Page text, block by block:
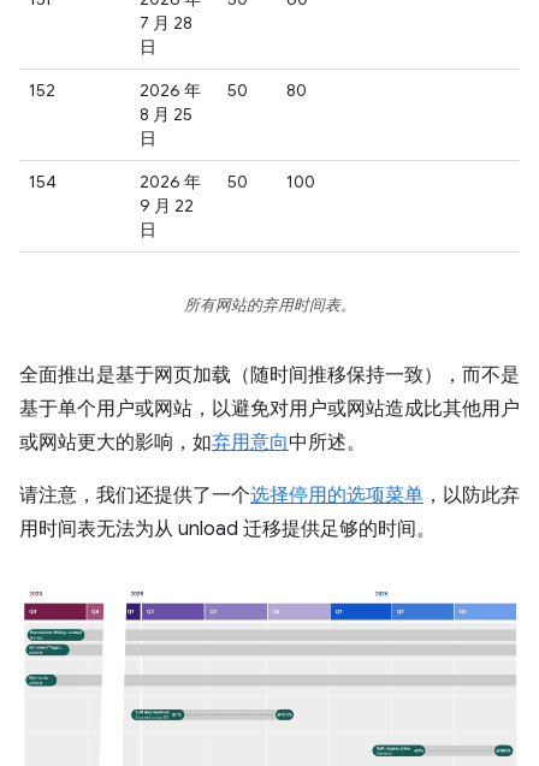
7 月 28
日
152
2026 年
8 月 25
日
50 80
154
2026 年
9 月 22
日
50 100
所有网站的弃用时间表。
全面推出是基于网页加载（随时间推移保持一致），而不是
基于单个用户或网站，以避免对用户或网站造成比其他用户
或网站更大的影响，如弃用意向中所述。
请注意，我们还提供了一个选择停用的选项菜单 ，以防此弃
用时间表无法为从 unload 迁移提供足够的时间。